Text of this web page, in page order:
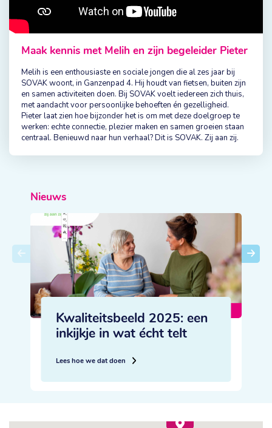
Maak kennis met Melih en zijn begeleider Pieter
Melih is een enthousiaste en sociale jongen die al zes jaar bij
SOVAK woont, in Ganzenpad 4. Hij houdt van fietsen, buiten zijn
en samen activiteiten doen. Bij SOVAK voelt iedereen zich thuis,
met aandacht voor persoonlijke behoeften én gezelligheid.
Pieter laat zien hoe bijzonder het is om met deze doelgroep te
werken: echte connectie, plezier maken en samen groeien staan
centraal. Benieuwd naar hun verhaal? Dit is SOVAK. Zij aan zij.
Nieuws
Kwaliteitsbeeld 2025: een
inkijkje in wat écht telt
Lees hoe we dat doen